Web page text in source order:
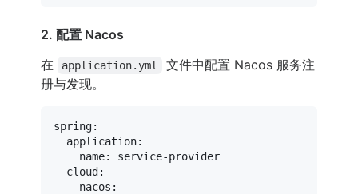
2. 配置 Nacos
在
application.yml
文件中配置 Nacos 服务注
册与发现。
spring:
application:
name:
service-provider
cloud:
nacos: